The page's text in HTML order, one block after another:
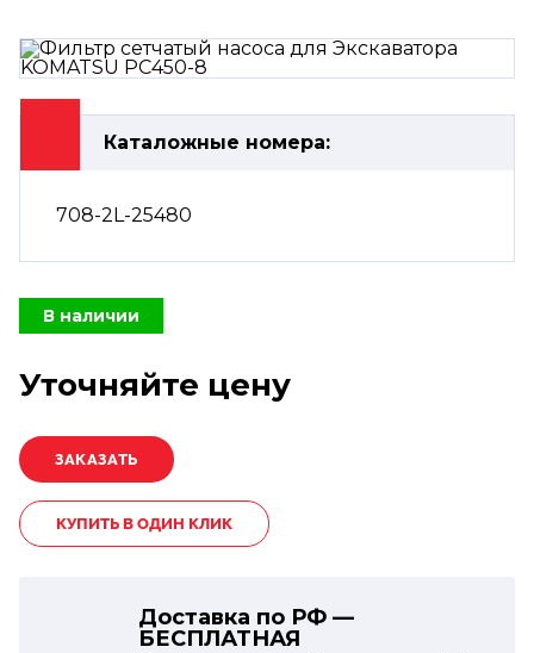
Каталожные номера:
708-2L-25480
В наличии
Уточняйте цену
КУПИТЬ В ОДИН КЛИК
Доставка по РФ —
БЕСПЛАТНАЯ